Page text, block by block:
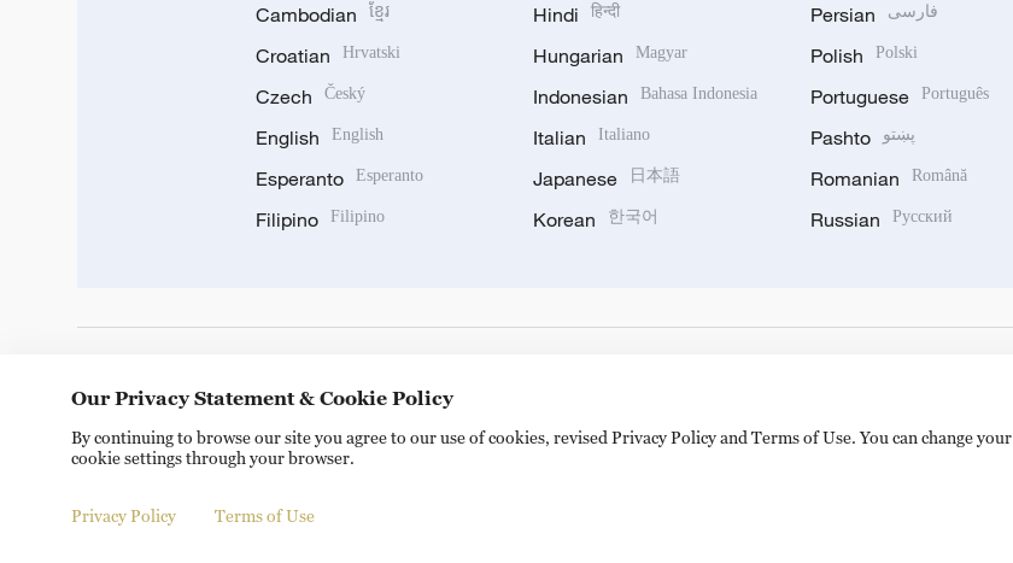
Cambodian ខ្មែរ
Croatian Hrvatski
Czech Český
English English
Esperanto Esperanto
Filipino Filipino
Hindi हिन्दी
Hungarian Magyar
Indonesian Bahasa Indonesia
Italian Italiano
Japanese 日本語
Korean 한국어
Persian فارسی
Polish Polski
Portuguese Português
Pashto پښتو
Romanian Română
Russian Русский
Copyright © 2024 CGTN. 京ICP备20000184号
Our Privacy Statement & Cookie Policy
By continuing to browse our site you agree to our use of cookies, revised Privacy Policy and Terms of Use. You can change your
cookie settings through your browser.
Privacy Policy Terms of Use